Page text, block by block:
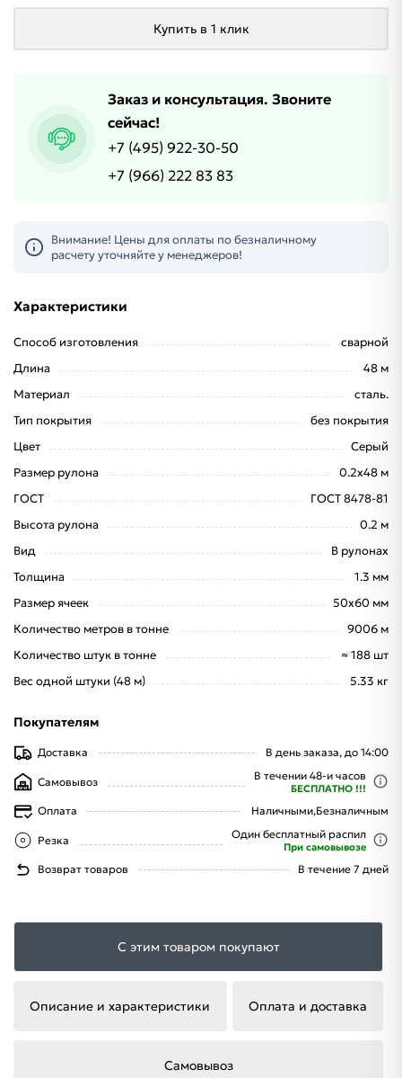
Купить в 1 клик
Заказ и консультация. Звоните
сейчас!
+7 (495) 922-30-50
+7 (966) 222 83 83
Внимание! Цены для оплаты по безналичному
расчету уточняйте у менеджеров!
Характеристики
Способ изготовления
сварной
Длина
48 м
Материал
сталь.
Тип покрытия
без покрытия
Цвет
Серый
Размер рулона
0.2х48 м
ГОСТ
ГОСТ 8478-81
Высота рулона
0.2 м
Вид
В рулонах
Толщина
1.3 мм
Размер ячеек
50х60 мм
Количество метров в тонне
9006 м
Количество штук в тонне
≈ 188 шт
Вес одной штуки (48 м)
5.33 кг
Покупателям
Доставка В день заказа, до 14:00
Самовывоз В течении 48-и часов
БЕСПЛАТНО !!!
Оплата Наличными,Безналичным
Резка Один бесплатный распил
При самовывозе
Возврат товаров В течение 7 дней
С этим товаром покупают
Описание и характеристики Оплата и доставка
Самовывоз